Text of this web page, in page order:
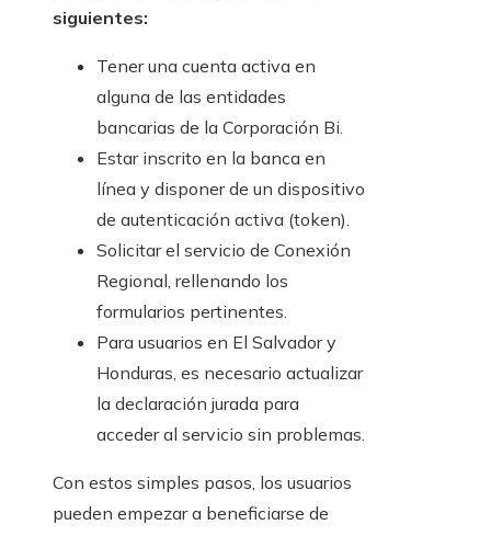
siguientes:
Tener una cuenta activa en
alguna de las entidades
bancarias de la Corporación Bi.
Estar inscrito en la banca en
línea y disponer de un dispositivo
de autenticación activa (token).
Solicitar el servicio de Conexión
Regional, rellenando los
formularios pertinentes.
Para usuarios en El Salvador y
Honduras, es necesario actualizar
la declaración jurada para
acceder al servicio sin problemas.
Con estos simples pasos, los usuarios
pueden empezar a beneficiarse de